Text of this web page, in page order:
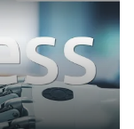
Lecture 26 | In